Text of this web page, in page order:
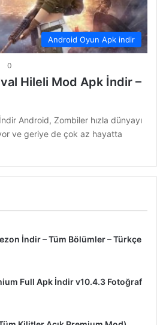
Android Oyun Apk indir
0
Hileli Mod Apk İndir –
Android, Zombiler hızla dünyayı
ve geriye de çok az hayatta
İndir – Tüm Bölümler – Türkçe
Full Apk İndir v10.4.3 Fotoğraf